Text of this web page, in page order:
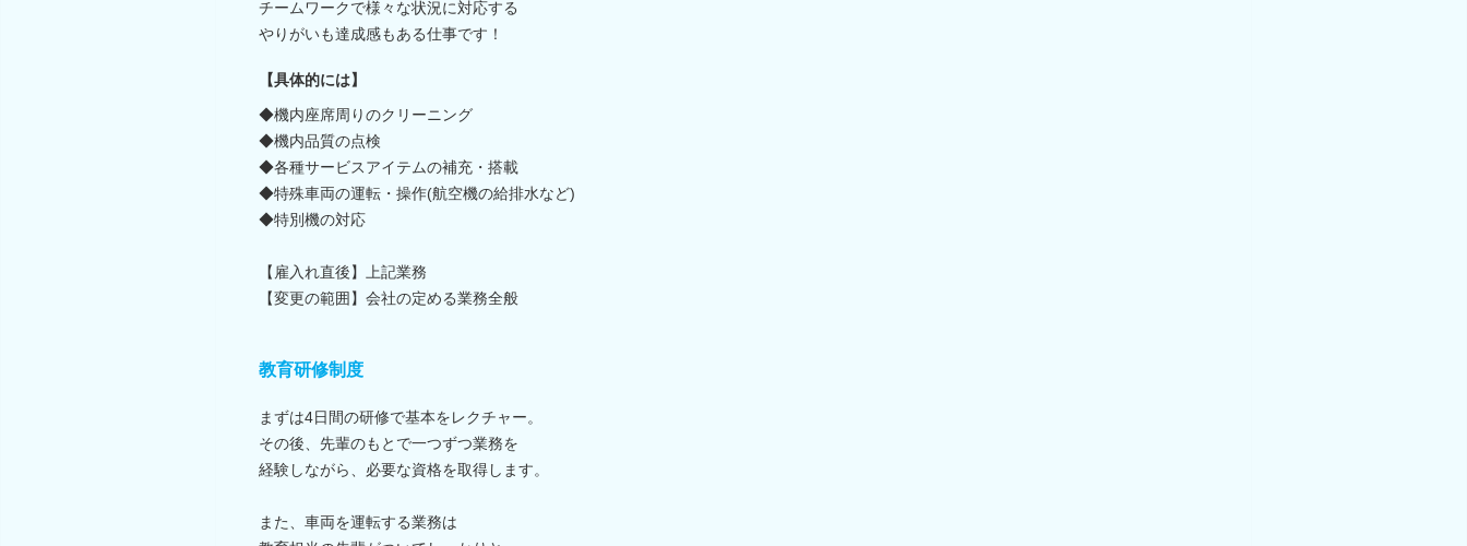
チームワークで様々な状況に対応する
やりがいも達成感もある仕事です！
【具体的には】
◆機内座席周りのクリーニング
◆機内品質の点検
◆各種サービスアイテムの補充・搭載
◆特殊車両の運転・操作(航空機の給排水など)
◆特別機の対応
【雇入れ直後】上記業務
【変更の範囲】会社の定める業務全般
教育研修制度
まずは4日間の研修で基本をレクチャー。
その後、先輩のもとで一つずつ業務を
経験しながら、必要な資格を取得します。
また、車両を運転する業務は